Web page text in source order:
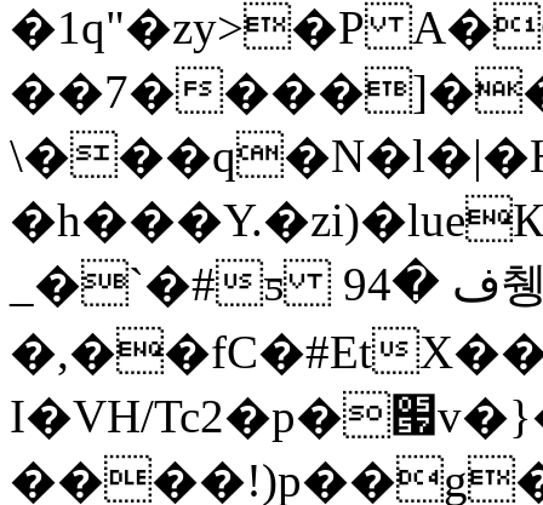
�1q"�zy>�P
��7�
_�`�#ƽ 9ف �4췡$�����ꇖ
�,��fC�#Et
I�VH/